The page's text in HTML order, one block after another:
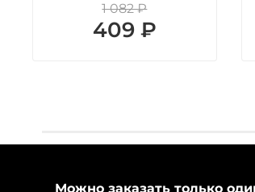
1 082 ₽
409 ₽
Можно заказать только